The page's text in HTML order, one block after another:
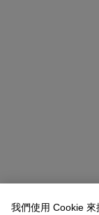
我們使用 Cookie